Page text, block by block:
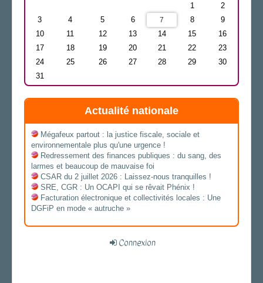
1
2
3
4 5 6 7 8
9
10
11 12 13 14 15
16
17
18 19 20 21 22
23
24
25 26 27 28 29
30
31
Actualité nationale
Mégafeux partout : la justice fiscale, sociale et
environnementale plus qu'une urgence !
Redressement des finances publiques : du sang, des
larmes et beaucoup de mauvaise foi
CSAR du 2 juillet 2026 : Laissez-nous tranquilles !
SRE, CGR : Un OCAPI qui se rêvait Phénix !
Facturation électronique et collectivités locales : Une
DGFiP en mode « autruche »
Connexion